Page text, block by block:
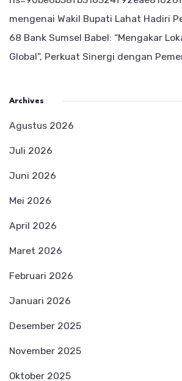
mengenai Wakil Bupati Lahat Hadiri
68 Bank Sumsel Babel: “Mengakar
Global”, Perkuat Sinergi dengan
Archives
Agustus 2026
Juli 2026
Juni 2026
Mei 2026
April 2026
Maret 2026
Februari 2026
Januari 2026
Desember 2025
November 2025
Oktober 2025